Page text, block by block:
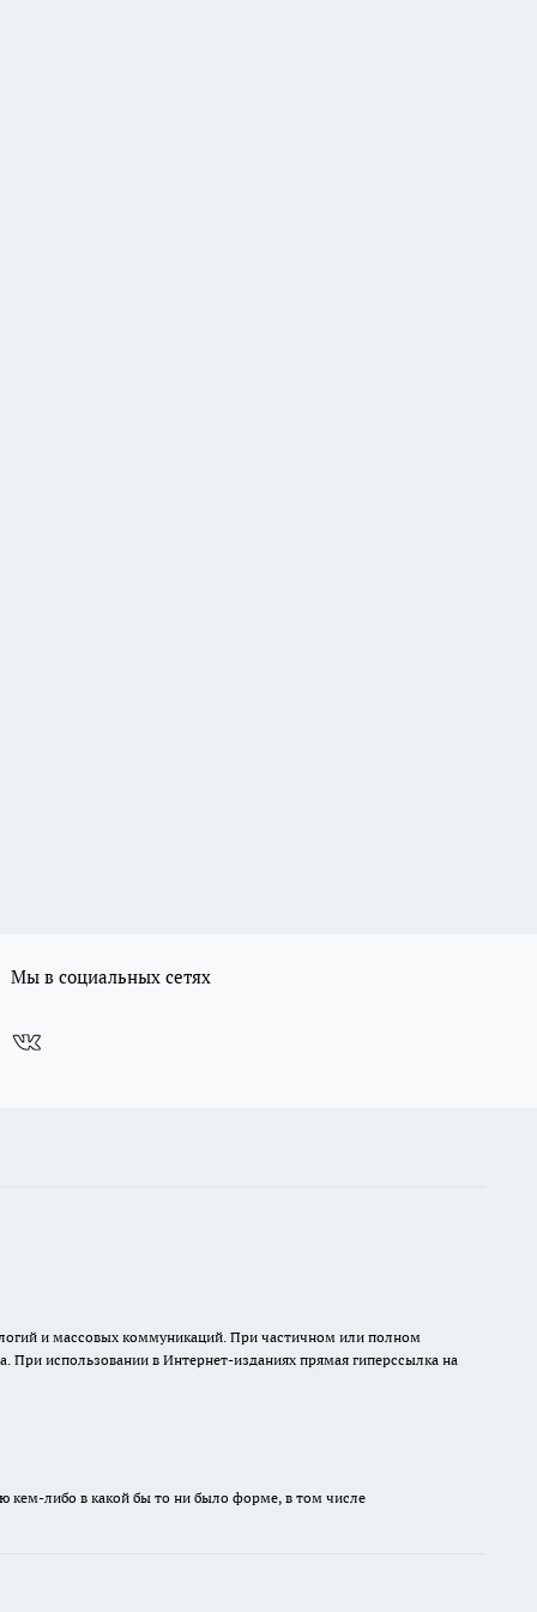
Мы в социальных сетях
и массовых коммуникаций. При частичном или полном
При использовании в Интернет-изданиях прямая гиперссылка на
кем-либо в какой бы то ни было форме, в том числе